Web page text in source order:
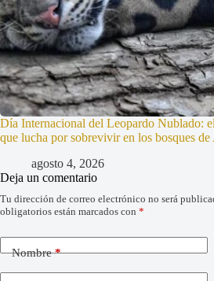
Día Internacional del Leopardo Nublado:
que lucha por sobrevivir en los bosques de
agosto 4, 2026
Deja un comentario
Tu dirección de correo electrónico no será
obligatorios están marcados con *
Nombre*